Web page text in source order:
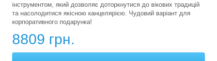
інструментом, який дозволяє доторкнутися до вікових традицій
та насолодитися якісною канцелярією. Чудовий варіант для
корпоративного подарунка!
8809 грн.